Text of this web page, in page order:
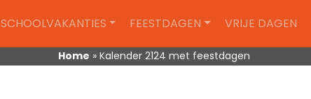
SCHOOLVAKANTIES FEESTDAGEN VRIJE DAGEN
Home » Kalender 2124 met feestdagen